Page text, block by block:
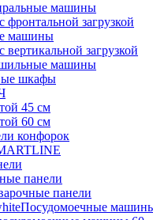
машины
загрузкой
машины
загрузкой
машины
шкафы
45 см
60 см
конфорок
панели
панели
Посудомоечные